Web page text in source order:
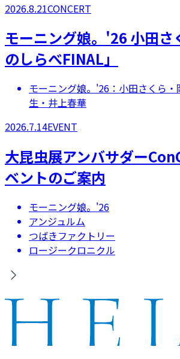
2026.8.21CONCERT
モーニング娘。'26 小田さ
のしらべFINAL」
モーニング娘。'26：小田さくら
生・井上春華
2026.7.14EVENT
大昆虫展アンバサダー
ベントのご案内
モーニング娘。'26
アンジュルム
つばきファクトリー
ロージークロニクル